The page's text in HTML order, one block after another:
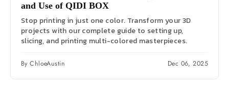
and Use of QIDI BOX
Stop printing in just one color. Transform your 3D
projects with our complete guide to setting up,
slicing, and printing multi-colored masterpieces.
By ChloeAustin Dec 06, 2025